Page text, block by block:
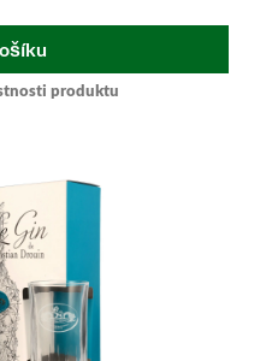
produktu